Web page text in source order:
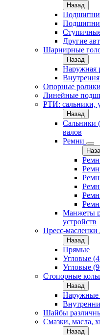
Назад
Другие
Шарнирные
Назад
Наружная
Опорные ролики
Линейные
РТИ: сальники,
Назад
Сальники
валов
Ремни
Манжеты
устройств
Пресс-масленки
Назад
Прямые
Угловые
Угловые
Стопорные
Назад
Наружные
Шайбы
Смазки, масла,
Назад